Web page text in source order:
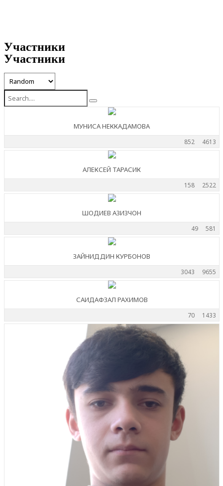
Участники
Участники
МУНИСА НЕККАДАМОВА
4613
852
АЛЕКСЕЙ ТАРАСИК
2522
158
ШОДИЕВ АЗИЗЧОН
581
49
ЗАЙНИДДИН КУРБОНОВ
9655
3043
САИДАФЗАЛ РАХИМОВ
1433
70